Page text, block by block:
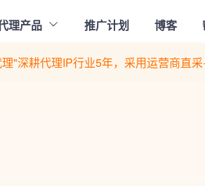
理产品 推广计划 博客
"深耕代理IP行业5年，采用运营商直